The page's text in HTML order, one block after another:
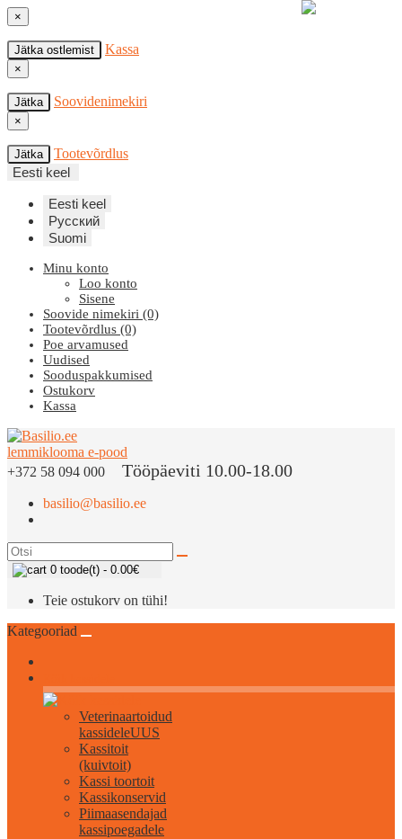
×
Jätka ostlemist Kassa
×
Jätka Soovidenimekiri
×
Jätka
Tootevõrdlus
Eesti keel
Eesti keel
Русский
Suomi
Minu konto
Loo konto
Sisene
Soovide nimekiri (0)
Tootevõrdlus (0)
Poe arvamused
Uudised
Sooduspakkumised
Ostukorv
Kassa
+372 58 094 000 Tööpäeviti 10.00-18.00
basilio@basilio.ee
0 toode(t) - 0.00€
Teie ostukorv on tühi!
Kategooriad
Veterinaartoidud
kassideleUUS
Kassitoit
(kuivtoit)
Kassi toortoit
Kassikonservid
Piimaasendajad
kassipoegadele